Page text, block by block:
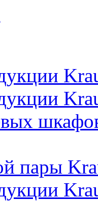
пары